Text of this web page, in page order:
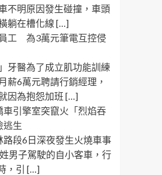
不明原因發生碰撞，車頭
躺在槽化線 […]
工 為3萬元筆電互控侵
牙醫為了成立肌功能訓練
薪6萬元聘請行銷經理，
因為抱怨加班 […]
車引擎室突竄火「烈焰吞
生
路段6日深夜發生火燒車事
男子駕駛的自小客車，行
，引 […]